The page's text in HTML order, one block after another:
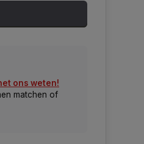
ons weten!
matchen of